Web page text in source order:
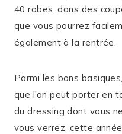
40 robes, dans des
que vous pourrez
également à la rentrée.
Parmi les bons
que l’on peut porter en
du dressing dont vous
vous verrez, cette